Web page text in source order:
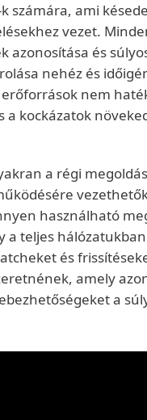
számára, ami
vezet.
azonosítása és
nehéz és
nem
a kockázatok
a régi
használható
a teljes hálózatukban
és
amely
a